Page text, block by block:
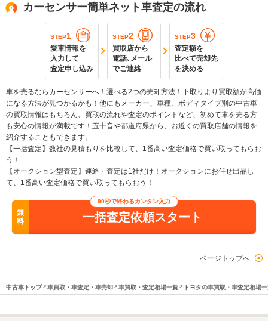
カーセンサー簡単ネット車査定の流れ
STEP1
愛車情報を
入力して
査定申し込み
STEP2
買取店から
電話､メール
でご連絡
STEP3
査定額を
比べて売却先
を決める
車を売るならカーセンサーへ！選べる2つの売却方法！下取りより買取額が高価
になる方法が見つかるかも！他にもメーカー、車種、ボディタイプ別の中古車
の買取情報はもちろん、買取の流れや査定のポイントなど、初めて車を売る方
も安心の情報が満載です！五十音や都道府県から、お近くの買取店舗の情報を
紹介することもできます。
【一括査定】数社の見積もりを比較して、1番高い査定価格で買い取ってもらお
う！
【オークション型査定】連絡・査定は1社だけ！オークションにお任せ出品し
て、1番高い査定価格で買い取ってもらおう！
無
料
90秒で終わるカンタン入力
一括査定依頼スタート
ページトップへ
中古車トップ 車買取・車査定・車売却 車買取・査定相場一覧 トヨタの車買取・車査定相場